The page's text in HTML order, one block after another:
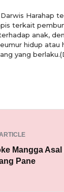
Harahap
terkait
anak,
hidup atau
yang
Mangga
Pane